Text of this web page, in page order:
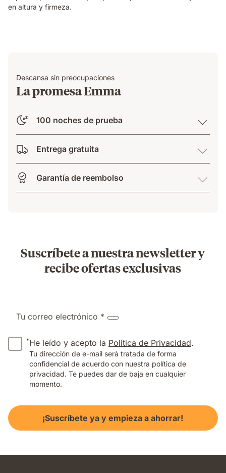
en altura y firmeza.
Descansa sin preocupaciones
La promesa Emma
100 noches de prueba
Entrega gratuita
Garantía de reembolso
Suscríbete a nuestra newsletter y
recibe ofertas exclusivas
Tu correo electrónico *
*He leído y acepto la Política de Privacidad.
Tu dirección de e-mail será tratada de forma
confidencial de acuerdo con nuestra política de
privacidad. Te puedes dar de baja en cualquier
momento.
¡Suscríbete ya y empieza a ahorrar!